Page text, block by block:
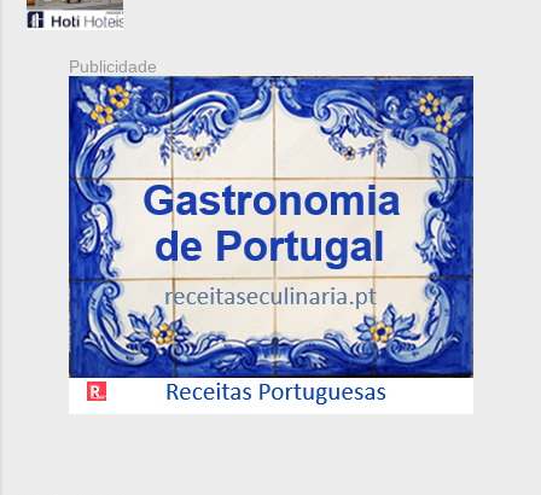
Publicidade